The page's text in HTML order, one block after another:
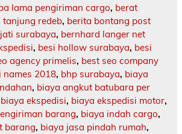
lama pengiriman cargo, berat
tanjung redeb, berita bontang post
surabaya, bernhard langer net
, besi hollow surabaya, besi
agency primelis, best seo company
names 2018, bhp surabaya, biaya
, biaya angkut batubara per
biaya ekspedisi, biaya ekspedisi motor,
barang, biaya indah cargo,
barang, biaya jasa pindah rumah,